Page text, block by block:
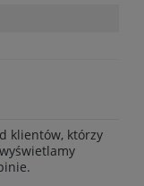
klientów, którzy